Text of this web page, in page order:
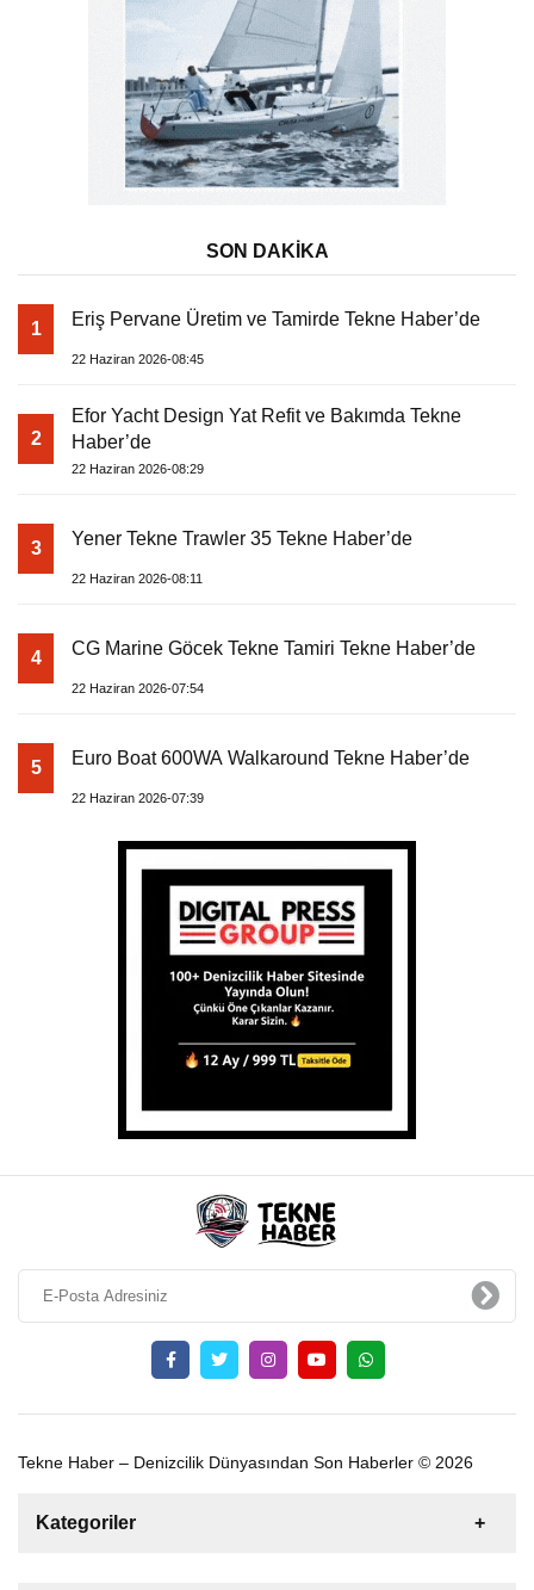
SON DAKİKA
1 Eriş Pervane Üretim ve Tamirde Tekne Haber’de
22 Haziran 2026-08:45
2
Efor Yacht Design Yat Refit ve Bakımda Tekne
Haber’de
22 Haziran 2026-08:29
3 Yener Tekne Trawler 35 Tekne Haber’de
22 Haziran 2026-08:11
4 CG Marine Göcek Tekne Tamiri Tekne Haber’de
22 Haziran 2026-07:54
5 Euro Boat 600WA Walkaround Tekne Haber’de
22 Haziran 2026-07:39
Tekne Haber – Denizcilik Dünyasından Son Haberler © 2026
Kategoriler